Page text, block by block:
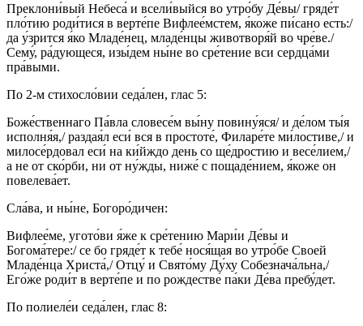
Преклони́вый Небеса́ и всели́выйся во утро́бу Де́вы/ гряде́т
пло́тию роди́тися в верте́пе Вифлее́мстем, я́коже пи́сано есть:/
да у́зрится я́ко Младе́нец, младе́нцы животворя́й во чре́ве./
Сему́, ра́дующеся, изы́дем ны́не во сре́тение вси сердца́ми
пра́выми.
По 2-м стихосло́вии седа́лен, глас 5:
Боже́ственнаго Па́вла словесе́м вы́ну повину́яся/ и де́лом ты́я
исполня́я,/ раздая́л еси́ вся в простоте́, Филаре́те ми́лостиве,/ и
милосе́рдовал еси́ на ки́йждо день со ще́дростию и весе́лием,/
а не от ско́рби, ни от ну́жды, ниже́ с пощаде́нием, я́коже он
повелева́ет.
Сла́ва, и ны́не, Богоро́дичен:
Вифлее́ме, угото́ви я́же к сре́тению Мари́и Де́вы и
Богома́тере:/ се бо гряде́т к тебе́ нося́щая во утро́бе Своей
Младе́нца Христа́,/ Отцу́ и Свято́му Ду́ху Собезнача́льна,/
Его́же роди́т в верте́пе и по рождестве́ па́ки Де́ва пребу́дет.
По полиеле́и седа́лен, глас 8: